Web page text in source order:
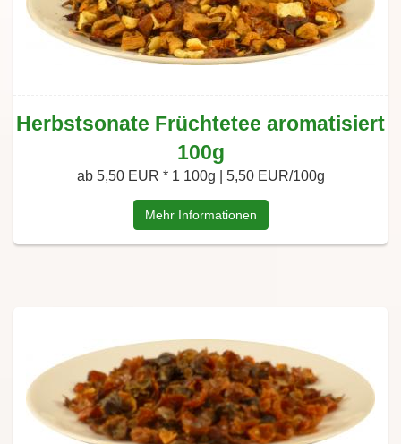
Herbstsonate Früchtetee aromatisiert
100g
ab 5,50 EUR * 1 100g | 5,50 EUR/100g
Mehr Informationen